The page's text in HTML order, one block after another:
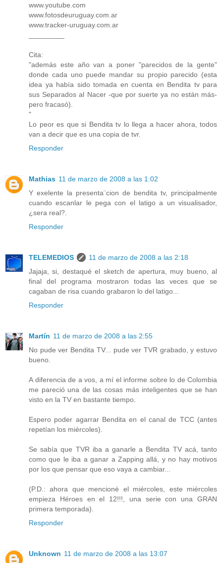
www.youtube.com
www.fotosdeuruguay.com.ar
www.tracker-uruguay.com.ar
Cita:
"además este año van a poner "parecidos de la gente"
donde cada uno puede mandar su propio parecido (esta
idea ya había sido tomada en cuenta en Bendita tv para
sus Separados al Nacer -que por suerte ya no están más-
pero fracasó).
"
Lo peor es que si Bendita tv lo llega a hacer ahora, todos
van a decir que es una copia de tvr.
Responder
Mathias 11 de marzo de 2008 a las 1:02
Y exelente la presenta¨cion de bendita tv, principalmente
cuando escanlar le pega con el latigo a un visualisador,
¿sera real?.
Responder
TELEMEDIOS
11 de marzo de 2008 a las 2:18
Jajaja, si, destaqué el sketch de apertura, muy bueno, al
final del programa mostraron todas las veces que se
cagaban de risa cuando grabaron lo del latigo...
Responder
Martín 11 de marzo de 2008 a las 2:55
No pude ver Bendita TV... pude ver TVR grabado, y estuvo
bueno.
A diferencia de a vos, a mí el informe sobre lo de Colombia
me pareció una de las cosas más inteligentes que se han
visto en la TV en bastante tiempo.
Espero poder agarrar Bendita en el canal de TCC (antes
repetían los miércoles).
Se sabía que TVR iba a ganarle a Bendita TV acá, tanto
como que le iba a ganar a Zapping allá, y no hay motivos
por los que pensar que eso vaya a cambiar...
(P.D.: ahora que mencioné el miércoles, este miércoles
empieza Héroes en el 12!!!, una serie con una GRAN
primera temporada).
Responder
Unknown 11 de marzo de 2008 a las 13:07